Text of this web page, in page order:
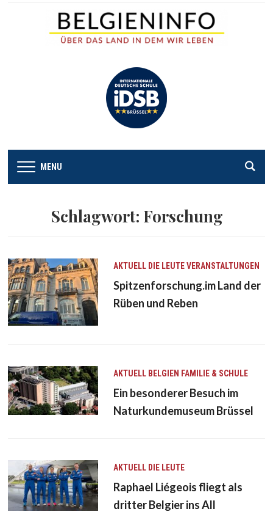
MENU
Schlagwort: Forschung
AKTUELL DIE LEUTEVERANSTALTUNGEN
Spitzenforschung.im Land der
Rüben und Reben
AKTUELL BELGIEN FAMILIE & SCHULE
Ein besonderer Besuch im
Naturkundemuseum Brüssel
AKTUELL DIE LEUTE
Raphael Liégeois fliegt als
dritter Belgier ins All